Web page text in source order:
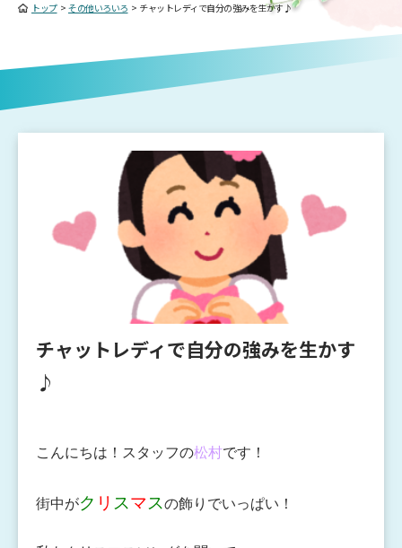
トップ> その他いろいろ > チャットレディで自分の強みを生かす♪
チャットレディで自分の強みを生かす
♪
こんにちは！スタッフの松村です！
街中がク リ スマスの飾りでいっぱい！